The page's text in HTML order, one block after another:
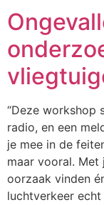
“Deze workshop
radio, en een
je mee in de
maar vooral. Met
oorzaak vinden
luchtverkeer